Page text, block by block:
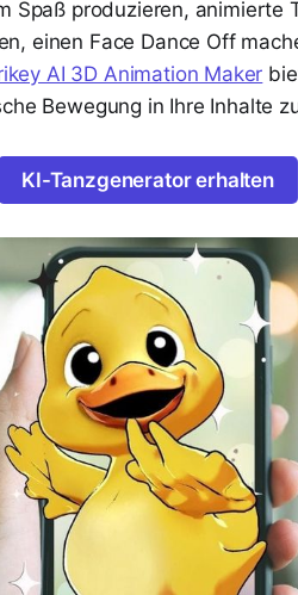
Spaß produzieren, animierte
einen Face Dance Off
AI 3D Animation Maker
Bewegung in Ihre Inhalte
KI-Tanzgenerator erhalten